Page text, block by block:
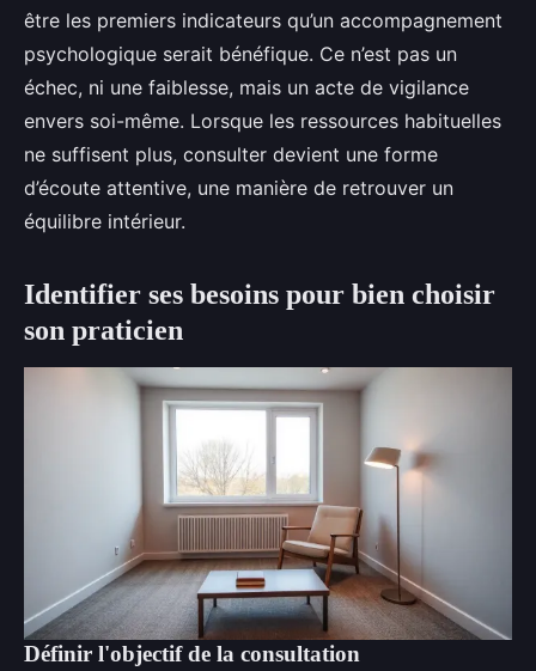
être les premiers indicateurs qu’un accompagnement
psychologique serait bénéfique. Ce n’est pas un
échec, ni une faiblesse, mais un acte de vigilance
envers soi-même. Lorsque les ressources habituelles
ne suffisent plus, consulter devient une forme
d’écoute attentive, une manière de retrouver un
équilibre intérieur.
Identifier ses besoins pour bien choisir
son praticien
Définir l'objectif de la consultation